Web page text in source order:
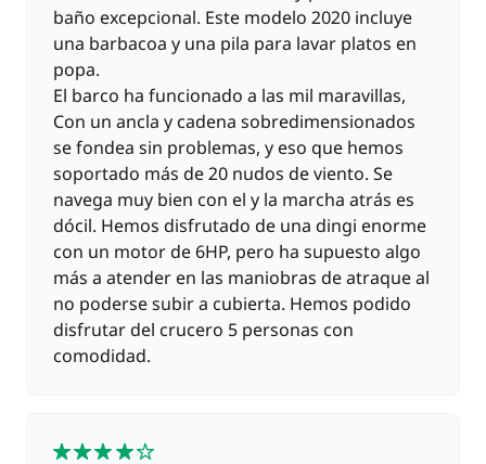
baño excepcional. Este modelo 2020 incluye
una barbacoa y una pila para lavar platos en
popa.
El barco ha funcionado a las mil maravillas,
Con un ancla y cadena sobredimensionados
se fondea sin problemas, y eso que hemos
soportado más de 20 nudos de viento. Se
navega muy bien con el y la marcha atrás es
dócil. Hemos disfrutado de una dingi enorme
con un motor de 6HP, pero ha supuesto algo
más a atender en las maniobras de atraque al
no poderse subir a cubierta. Hemos podido
disfrutar del crucero 5 personas con
comodidad.